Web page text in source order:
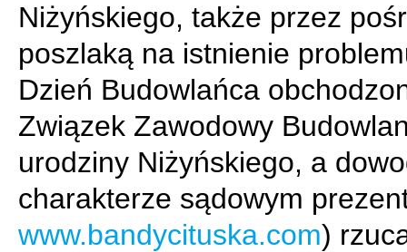
Niżyńskiego, także przez
poszlaką na istnienie
Dzień Budowlańca
Związek Zawodowy
urodziny Niżyńskiego, a
charakterze sądowym
www.bandycituska.com)